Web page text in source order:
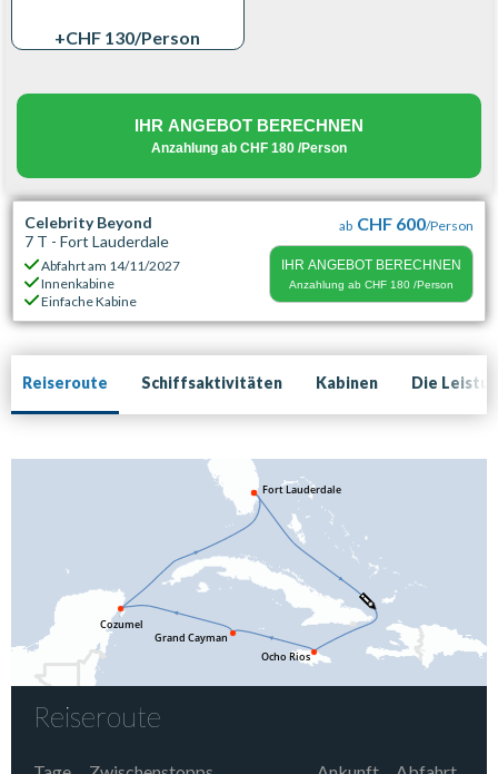
+CHF 130/Person
IHR ANGEBOT BERECHNEN
Anzahlung ab CHF 180 /Person
Celebrity Beyond
7 T - Fort Lauderdale
Abfahrt am 14/11/2027
Innenkabine
Einfache Kabine
ab CHF 600/Person
IHR ANGEBOT BERECHNEN
Anzahlung ab CHF 180/Person
Reiseroute Schiffsaktivitäten Kabinen Die
Reiseroute